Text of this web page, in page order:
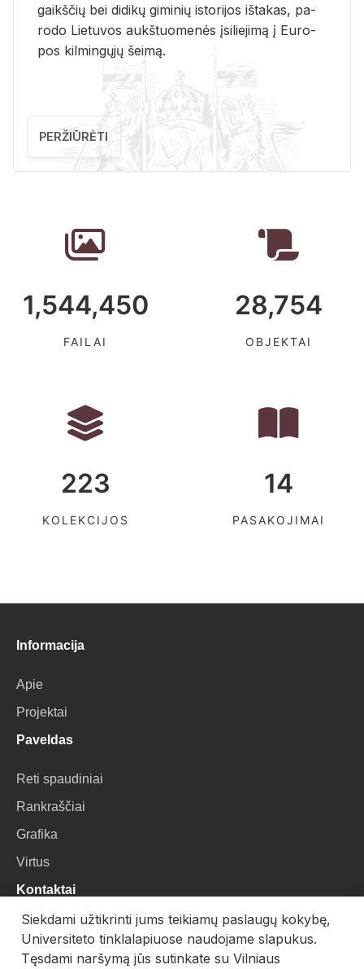
gaikš­čių bei di­di­kų gi­mi­nių is­to­ri­jos iš­ta­kas, pa­
ro­do Lie­tu­vos aukš­tuo­me­nės įsi­lie­ji­mą į Eu­ro­
pos kil­min­gų­jų šei­mą.
PERŽIŪRĖTI
1,544,450
FAILAI
28,754
OBJEKTAI
223
KOLEKCIJOS
14
PASAKOJIMAI
Informacija
Apie
Projektai
Paveldas
Reti spaudiniai
Rankraščiai
Grafika
Virtus
Kontaktai
VU Biblioteka
Universiteto g. 3, LT-01122, Vilnius
Siekdami užtikrinti jums teikiamų paslaugų kokybę,
Universiteto tinklalapiuose naudojame slapukus.
Tęsdami naršymą jūs sutinkate su Vilniaus